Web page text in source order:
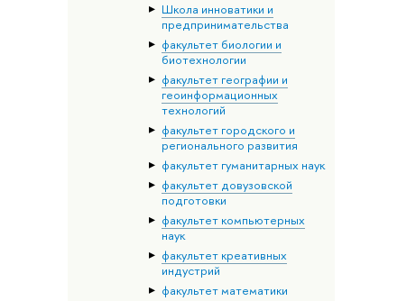
Школа инноватики и
предпринимательства
факультет биологии и
биотехнологии
факультет географии и
геоинформационных
технологий
факультет городского и
регионального развития
факультет гуманитарных наук
факультет довузовской
подготовки
факультет компьютерных
наук
факультет креативных
индустрий
факультет математики